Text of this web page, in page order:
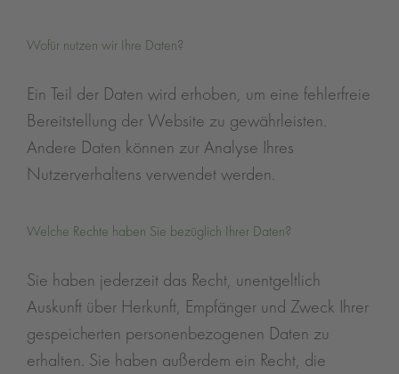
Wofür nutzen wir Ihre Daten?
Ein Teil der Daten wird erhoben, um eine fehlerfreie
Bereitstellung der Website zu gewährleisten.
Andere Daten können zur Analyse Ihres
Nutzerverhaltens verwendet werden.
Welche Rechte haben Sie bezüglich Ihrer Daten?
Sie haben jederzeit das Recht, unentgeltlich
Auskunft über Herkunft, Empfänger und Zweck Ihrer
gespeicherten personenbezogenen Daten zu
erhalten. Sie haben außerdem ein Recht, die